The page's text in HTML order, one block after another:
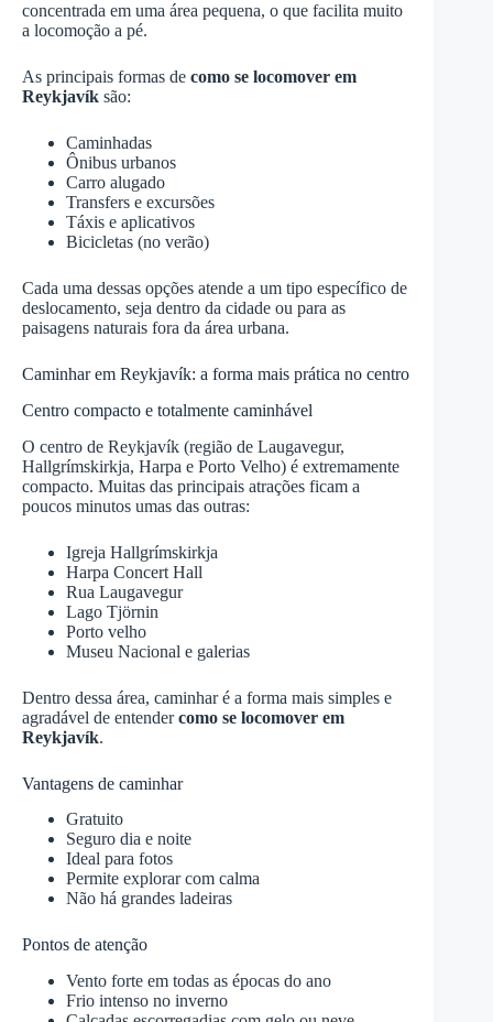
concentrada em uma área pequena, o que facilita muito
a locomoção a pé.
As principais formas de como se locomover em
Reykjavík são:
Caminhadas
Ônibus urbanos
Carro alugado
Transfers e excursões
Táxis e aplicativos
Bicicletas (no verão)
Cada uma dessas opções atende a um tipo específico de
deslocamento, seja dentro da cidade ou para as
paisagens naturais fora da área urbana.
Caminhar em Reykjavík: a forma mais prática no centro
Centro compacto e totalmente caminhável
O centro de Reykjavík (região de Laugavegur,
Hallgrímskirkja, Harpa e Porto Velho) é extremamente
compacto. Muitas das principais atrações ficam a
poucos minutos umas das outras:
Igreja Hallgrímskirkja
Harpa Concert Hall
Rua Laugavegur
Lago Tjörnin
Porto velho
Museu Nacional e galerias
Dentro dessa área, caminhar é a forma mais simples e
agradável de entendercomo se locomover em
Reykjavík.
Vantagens de caminhar
Gratuito
Seguro dia e noite
Ideal para fotos
Permite explorar com calma
Não há grandes ladeiras
Pontos de atenção
Vento forte em todas as épocas do ano
Frio intenso no inverno